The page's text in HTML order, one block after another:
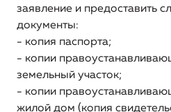
регулируемых товаров и
услуг регулируемой
регулируемой организации
реализации
заявление и предоставить
документы:
- копия паспорта;
- копии
земельный участок;
- копии
жилой дом (копия